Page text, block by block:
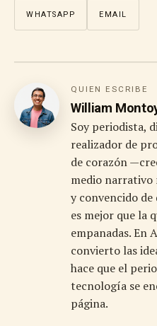
WHATSAPP EMAIL
QUIEN ESCRIBE
William
Soy periodista,
realizador de
de corazón
medio narrativo
y convencido
es mejor que la
empanadas. En
convierto las
hace que el
tecnología se
página.